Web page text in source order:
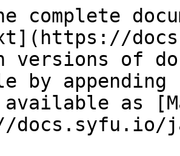
complete
versions of
by
as